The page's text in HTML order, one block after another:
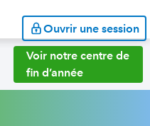
Ouvrir une session
Voir notre centre de
fin d’année